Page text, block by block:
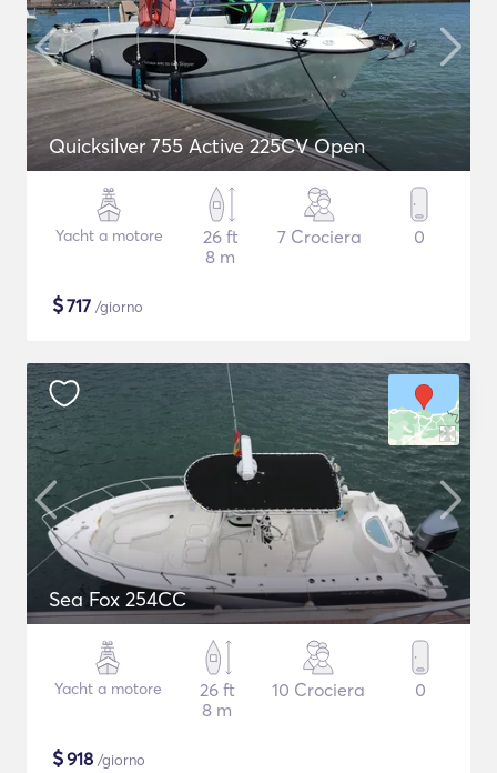
Quicksilver 755 Active 225CV Open
Yacht a motore
26 ft
8 m
7 Crociera 0
$717 /giorno
Sea Fox 254CC
Yacht a motore
26 ft
8 m
10 Crociera 0
$918 /giorno